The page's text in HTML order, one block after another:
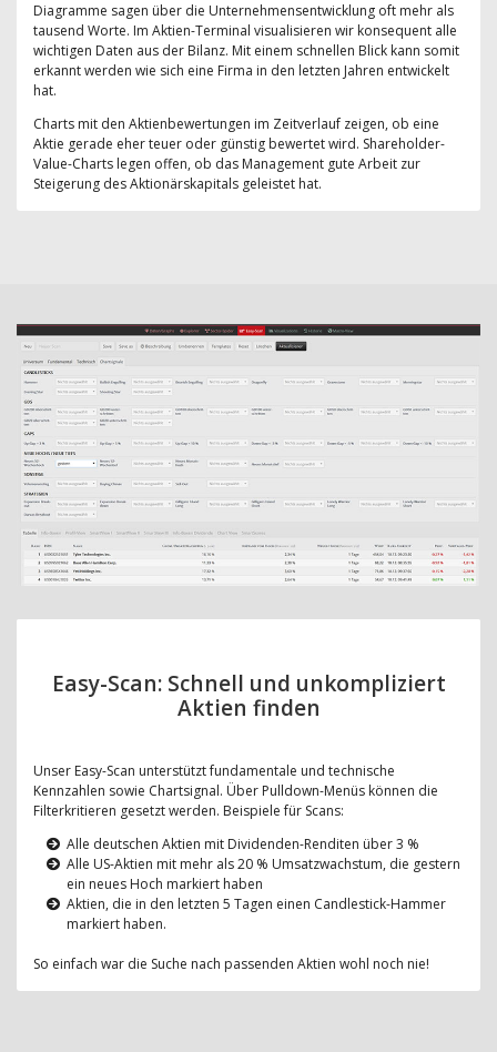
Diagramme sagen über die Unternehmensentwicklung oft mehr als
tausend Worte. Im Aktien-Terminal visualisieren wir konsequent alle
wichtigen Daten aus der Bilanz. Mit einem schnellen Blick kann somit
erkannt werden wie sich eine Firma in den letzten Jahren entwickelt
hat.
Charts mit den Aktienbewertungen im Zeitverlauf zeigen, ob eine
Aktie gerade eher teuer oder günstig bewertet wird. Shareholder-
Value-Charts legen offen, ob das Management gute Arbeit zur
Steigerung des Aktionärskapitals geleistet hat.
Easy-Scan: Schnell und unkompliziert
Aktien finden
Unser Easy-Scan unterstützt fundamentale und technische
Kennzahlen sowie Chartsignal. Über Pulldown-Menüs können die
Filterkritieren gesetzt werden. Beispiele für Scans:
Alle deutschen Aktien mit Dividenden-Renditen über 3 %
Alle US-Aktien mit mehr als 20 % Umsatzwachstum, die gestern
ein neues Hoch markiert haben
Aktien, die in den letzten 5 Tagen einen Candlestick-Hammer
markiert haben.
So einfach war die Suche nach passenden Aktien wohl noch nie!